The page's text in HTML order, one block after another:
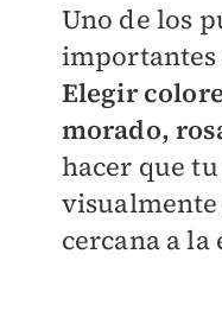
Uno de los
importantes
Elegir
morado,
hacer que
visualmente
cercana a la